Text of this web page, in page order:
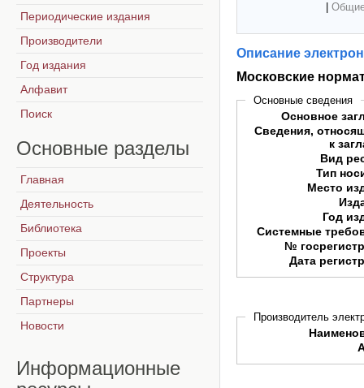
Описание
Московские
Основные сведения
Основное
Сведения,
к
Вид
Тип
Место
Год
Системные
№
Дата
Производитель
Периодические издания
Производители
Год издания
Алфавит
Поиск
Основные разделы
Главная
Деятельность
Библиотека
Проекты
Структура
Партнеры
Новости
Информационные